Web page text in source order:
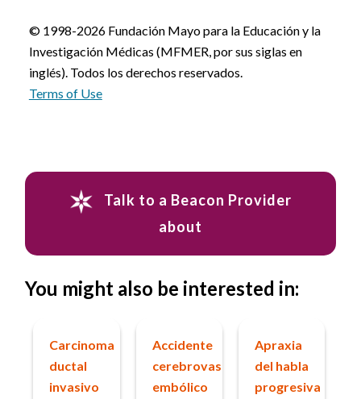
© 1998-2026 Fundación Mayo para la Educación y la
Investigación Médicas (MFMER, por sus siglas en
inglés). Todos los derechos reservados.
Terms of Use
Talk to a Beacon Provider
about
You might also be interested in:
Carcinoma
ductal
invasivo
Accidente
cerebrovascular
embólico
Apraxia
del habla
progresiva